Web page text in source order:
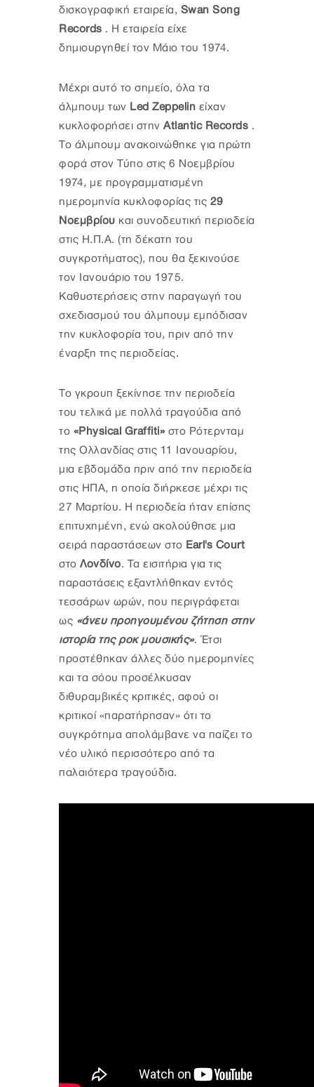
δισκογραφική εταιρεία, Swan Song
Records . Η εταιρεία είχε
δημιουργηθεί τον Μάιο του 1974.
Μέχρι αυτό το σημείο, όλα τα
άλμπουμ των Led Zeppelin είχαν
κυκλοφορήσει στην Atlantic Records .
Το άλμπουμ ανακοινώθηκε για πρώτη
φορά στον Τύπο στις 6 Νοεμβρίου
1974, με προγραμματισμένη
ημερομηνία κυκλοφορίας τις 29
Νοεμβρίου και συνοδευτική περιοδεία
στις Η.Π.Α. (τη δέκατη του
συγκροτήματος), που θα ξεκινούσε
τον Ιανουάριο του 1975.
Καθυστερήσεις στην παραγωγή του
σχεδιασμού του άλμπουμ εμπόδισαν
την κυκλοφορία του, πριν από την
έναρξη της περιοδείας.
Το γκρουπ ξεκίνησε την περιοδεία
του τελικά με πολλά τραγούδια από
το «Physical Graffiti» στο Ρότερνταμ
της Ολλανδίας στις 11 Ιανουαρίου,
μια εβδομάδα πριν από την περιοδεία
στις ΗΠΑ, η οποία διήρκεσε μέχρι τις
27 Μαρτίου. Η περιοδεία ήταν επίσης
επιτυχημένη, ενώ ακολούθησε μια
σειρά παραστάσεων στο Earl's Court
στο Λονδίνο. Τα εισιτήρια για τις
παραστάσεις εξαντλήθηκαν εντός
τεσσάρων ωρών, που περιγράφεται
ως «άνευ προηγουμένου ζήτηση στην
ιστορία της ροκ μουσικής». Έτσι
προστέθηκαν άλλες δύο ημερομηνίες
και τα σόου προσέλκυσαν
διθυραμβικές κριτικές, αφού οι
κριτικοί «παρατήρησαν» ότι το
συγκρότημα απολάμβανε να παίζει το
νέο υλικό περισσότερο από τα
παλαιότερα τραγούδια.